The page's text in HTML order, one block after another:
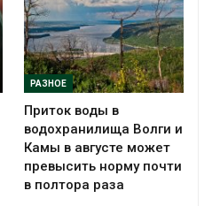
РАЗНОЕ
Приток воды в
водохранилища Волги и
Камы в августе может
превысить норму почти
в полтора раза